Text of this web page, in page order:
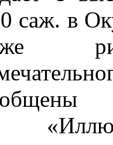
саж. в